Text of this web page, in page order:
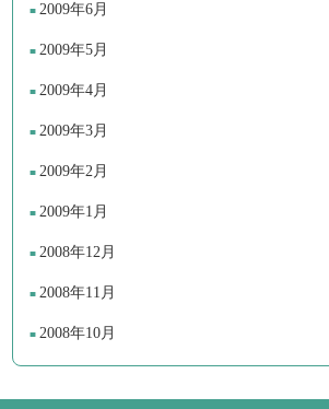
2009年6月
2009年5月
2009年4月
2009年3月
2009年2月
2009年1月
2008年12月
2008年11月
2008年10月